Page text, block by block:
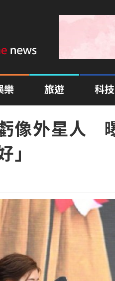
樂 旅遊 科技
像外星人